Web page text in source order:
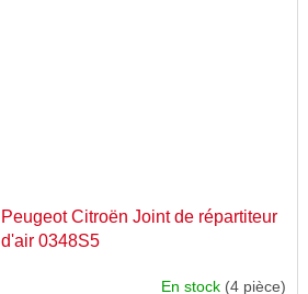
Peugeot Citroën Joint de répartiteur
d'air 0348S5
En stock (4 pièce)